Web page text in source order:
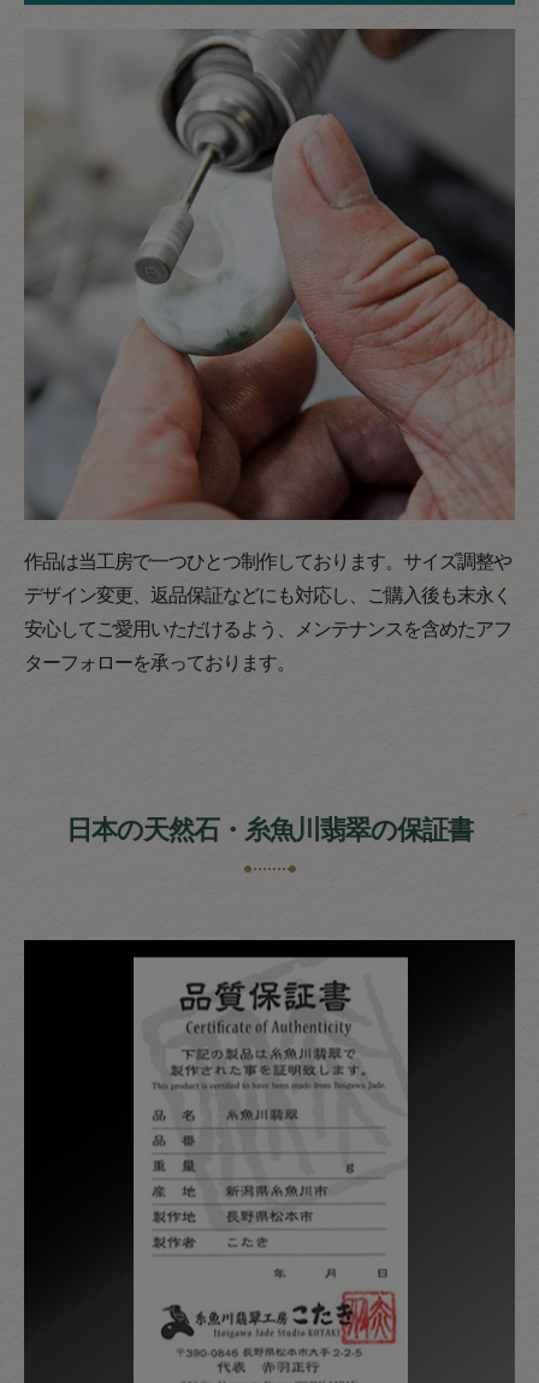
作品は当工房で一つひとつ制作しております。サイズ調整や
デザイン変更、返品保証などにも対応し、ご購入後も末永く
安心してご愛用いただけるよう、メンテナンスを含めたアフ
ターフォローを承っております。
日本の天然石・糸魚川翡翠の保証書